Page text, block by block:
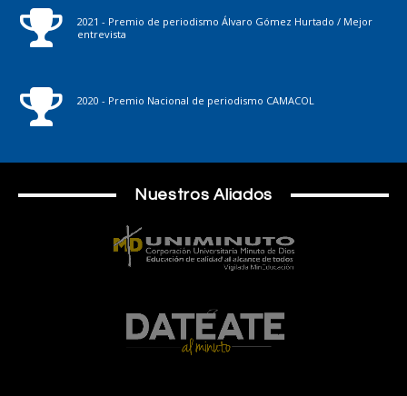
2021 - Premio de periodismo Álvaro Gómez Hurtado / Mejor
entrevista
2020 - Premio Nacional de periodismo CAMACOL
Nuestros Aliados